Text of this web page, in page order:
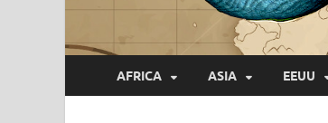
AFRICA ASIA EEUU